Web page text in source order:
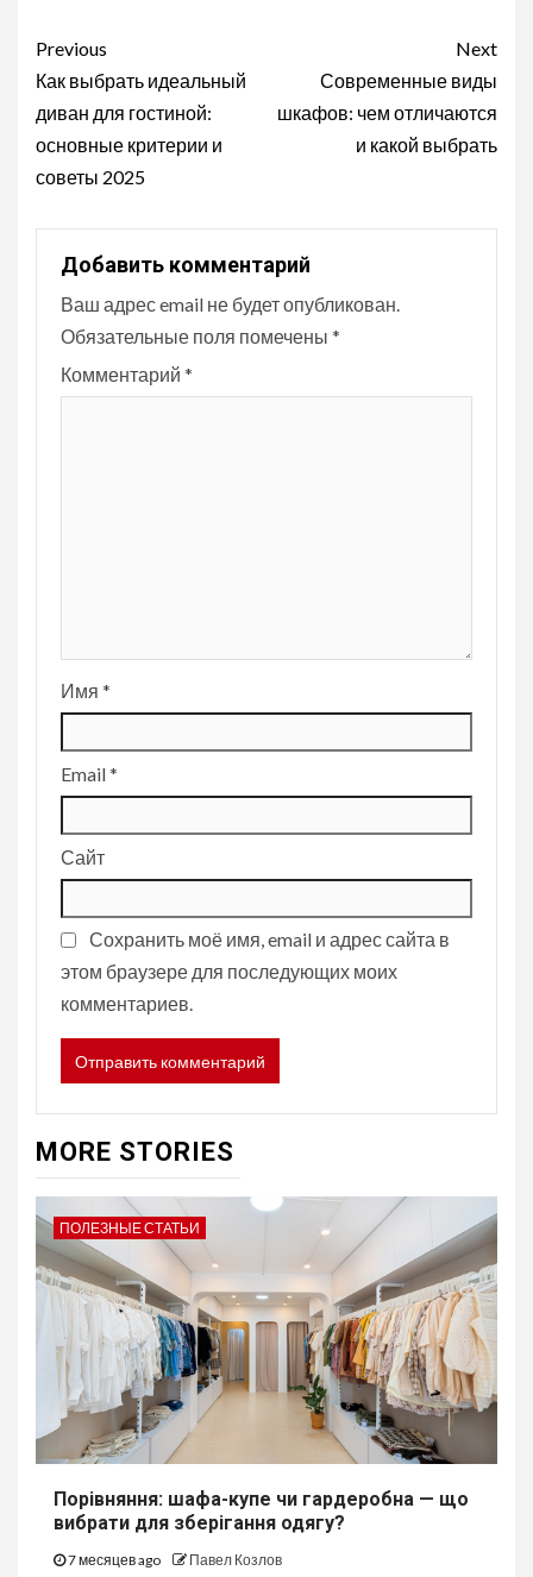
Continue
Reading
Previous
Как выбрать идеальный
диван для гостиной:
основные критерии и
советы 2025
Next
Современные виды
шкафов: чем отличаются
и какой выбрать
Добавить комментарий
Ваш адрес email не будет опубликован.
Обязательные поля помечены *
Комментарий *
Имя *
Email*
Сайт
Сохранить моё имя, email и адрес сайта в
этом браузере для последующих моих
комментариев.
MORE STORIES
ПОЛЕЗНЫЕ СТАТЬИ
Порівняння: шафа-купе чи гардеробна — що
вибрати для зберігання одягу?
7 месяцев ago Павел Козлов